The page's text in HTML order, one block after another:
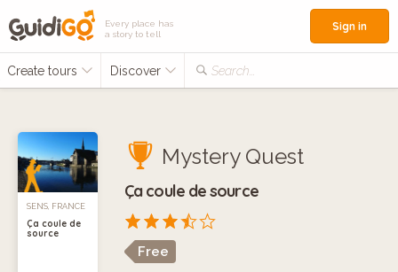
Every place has
a story to tell
Create tours Discover Search...
Sign in
SENS, FRANCE
Ça coule de
source
Mystery Quest
Ça coule de source
Free